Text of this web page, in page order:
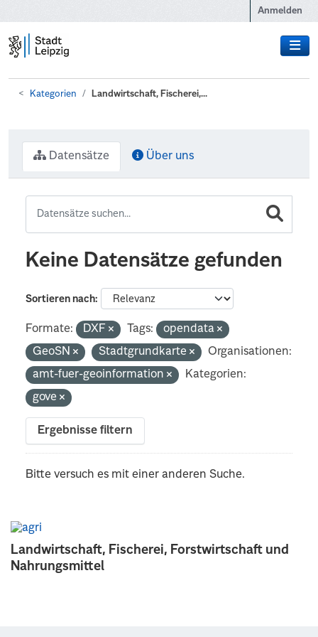
Anmelden
Kategorien Landwirtschaft, Fischerei,...
Landwirtschaft, Fischerei, Forstwirtschaft und
Nahrungsmittel
Datensätze Über uns
Keine Datensätze gefunden
Sortieren nach
Formate: DXF Tags:
opendata
GeoSN
Stadtgrundkarte
Organisationen:
amt-fuer-geoinformation
Kategorien:
gove
Ergebnisse filtern
Bitte versuch es mit einer anderen Suche.